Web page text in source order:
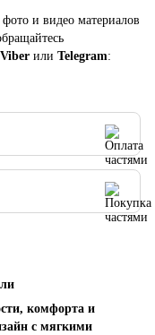
и видео материалов
Viber или Telegram:
комфорта и
с мягкими